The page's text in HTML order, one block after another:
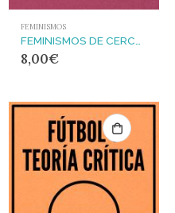
FEMINISMOS
8,00€